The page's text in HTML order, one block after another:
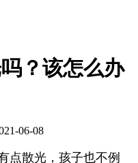
？该怎么办
06-08
点散光，孩子也不例